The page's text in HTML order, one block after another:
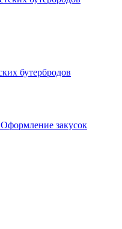
бутербродов
Оформление закусок